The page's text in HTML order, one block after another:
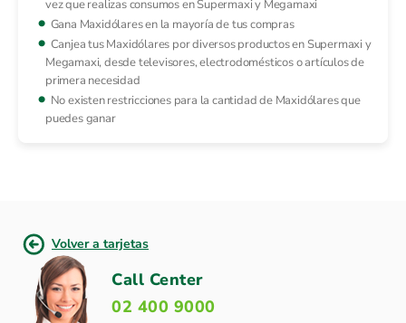
vez que realizas consumos en Supermaxi y Megamaxi
Gana Maxidólares en la mayoría de tus compras
Canjea tus Maxidólares por diversos productos en Supermaxi y
Megamaxi, desde televisores, electrodomésticos o artículos de
primera necesidad
No existen restricciones para la cantidad de Maxidólares que
puedes ganar
Volver a tarjetas
Call Center
02 400 9000